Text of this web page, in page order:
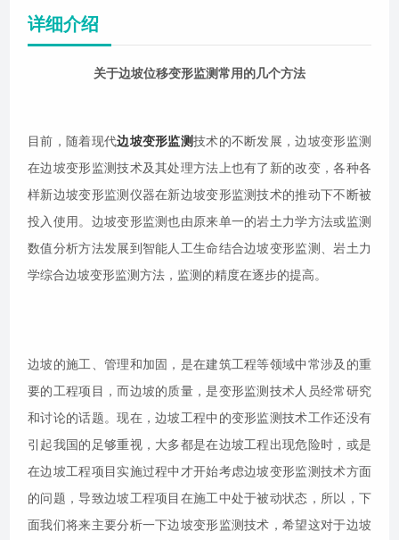
详细介绍
关于边坡位移变形监测常用的几个方法
目前，随着现代边坡变形监测技术的不断发展，边坡变形监测
在边坡变形监测技术及其处理方法上也有了新的改变，各种各
样新边坡变形监测仪器在新边坡变形监测技术的推动下不断被
投入使用。边坡变形监测也由原来单一的岩土力学方法或监测
数值分析方法发展到智能人工生命结合边坡变形监测、岩土力
学综合边坡变形监测方法，监测的精度在逐步的提高。
边坡的施工、管理和加固，是在建筑工程等领域中常涉及的重
要的工程项目，而边坡的质量，是变形监测技术人员经常研究
和讨论的话题。现在，边坡工程中的变形监测技术工作还没有
引起我国的足够重视，大多都是在边坡工程出现危险时，或是
在边坡工程项目实施过程中才开始考虑边坡变形监测技术方面
的问题，导致边坡工程项目在施工中处于被动状态，所以，下
面我们将来主要分析一下边坡变形监测技术，希望这对于边坡